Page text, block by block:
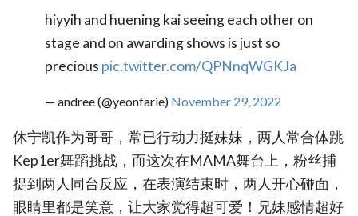
hiyyih and huening kai seeing each other on
stage and on awarding shows is just so
precious pic.twitter.com/QPNnqWGKJa
— andree (@yeonfarie) November 29, 2022
休宁凯作为哥哥，常已行动力挺妹妹，两人常合体跳
Kep1er舞蹈挑战，而这次在MAMA舞台上，粉丝捕
捉到两人同台反应，在表演结束时，两人开心碰面，
眼睛里都是笑意，让大家觉得超可爱！兄妹感情超好